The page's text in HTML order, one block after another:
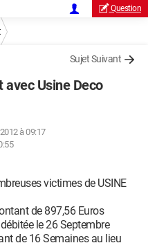
Question
Sujet Suivant
Usine Deco
à 09:17
victimes de USINE
de 897,56 Euros
le 26 Septembre
de 16 Semaines au lieu